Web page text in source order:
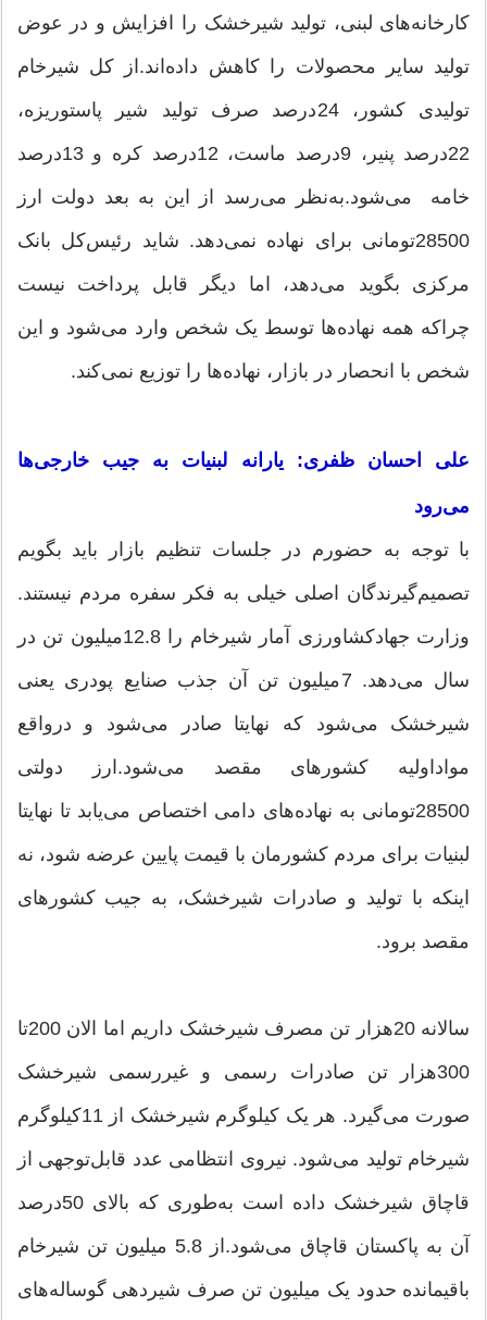
کارخانه‌های لبنی، تولید شیرخشک را افزایش و در عوض
تولید سایر محصولات را کاهش داده‌اند.‌از کل شیرخام
تولیدی کشور، 24درصد صرف تولید شیر پاستوریزه،
22درصد پنیر، 9درصد ماست، 12درصد کره و 13درصد
‌خامه می‌شود.‌به‌نظر می‌رسد از این به بعد دولت ارز
28500تومانی برای نهاده نمی‌دهد. شاید رئیس‌کل بانک
مرکزی بگوید می‌دهد، اما دیگر قابل پرداخت نیست
چراکه همه نهاده‌ها توسط یک شخص وارد می‌شود و این
شخص با انحصار در بازار، نهاده‌ها را توزیع نمی‌کند.
علی احسان ظفری: یارانه لبنیات به جیب خارجی‌ها
می‌رود
با توجه به حضورم در جلسات تنظیم بازار باید بگویم
تصمیم‌گیرندگان اصلی خیلی به فکر سفره مردم نیستند.
وزارت جهادکشاورزی آمار شیرخام را 12.8میلیون تن در
سال می‌دهد. 7میلیون تن آن جذب صنایع پودری یعنی
شیرخشک می‌شود که نهایتا صادر می‌شود و درواقع
مواداولیه کشورهای مقصد می‌شود.‌ارز دولتی
28500تومانی به نهاده‌های دامی اختصاص می‌یابد تا نهایتا
لبنیات برای مردم کشورمان با قیمت پایین عرضه شود، نه
اینکه با تولید و صادرات شیرخشک، به جیب کشورهای
مقصد برود.‌
سالانه 20هزار تن مصرف شیرخشک داریم اما الان 200تا
300هزار تن صادرات رسمی و غیررسمی شیرخشک
صورت می‌گیرد. هر یک کیلوگرم شیرخشک از 11کیلوگرم
شیرخام تولید می‌شود. نیروی انتظامی عدد قابل‌توجهی از
قاچاق شیرخشک داده است به‌طوری که بالای 50درصد
آن به پاکستان قاچاق می‌شود.‌از 5.8 میلیون تن شیرخام
باقیمانده حدود یک میلیون تن صرف شیردهی گوساله‌های